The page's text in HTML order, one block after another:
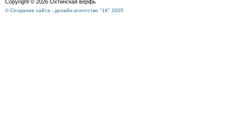
Copyright © 2026 Охтинская верфь
© Создание сайта - дизайн-агентство "1К" 2005